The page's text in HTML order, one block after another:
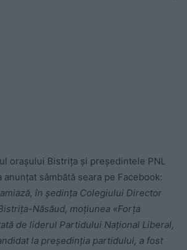
orașului Bistrița și preşedintele PNL
anunțat sâmbătă seara pe Facebook:
în şedinţa Colegiului Director
Năsăud, moţiunea «Forţa
de liderul Partidului Naţional Liberal,
la preşedinţia partidului, a fost